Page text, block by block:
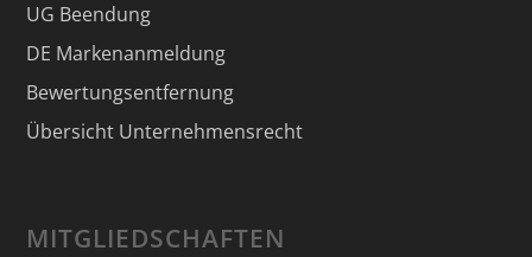
UG Beendung
DE Markenanmeldung
Bewertungsentfernung
Übersicht Unternehmensrecht
MITGLIEDSCHAFTEN